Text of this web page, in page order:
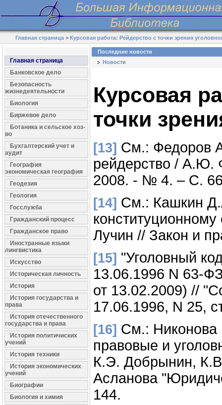
Главная страница >Курсовая работа: Рейдерство с точки зрения
Главная страница
Банковское дело
Безопасность
жизнедеятельности
Биология
Биржевое дело
Ботаника и сельское хоз-
во
Бухгалтерский учет и
аудит
География
экономическая география
Геодезия
Геология
Госслужба
Гражданский процесс
Гражданское право
Иностранные языки
лингвистика
Искусство
Историческая личность
История
История государства и
права
История отечественного
государства и права
История политичиских
учений
История техники
История экономических
учений
Биографии
Биология и химия
Последние новости
Новости
Курсовая
точки
[13] См.: Федоров
рейдерство / А.Ю.
2008. - № 4. – С.
[14] См.: Кашкин
Лучин // Закон и
[15] "Уголовный
13.06.1996 N 63-
от 13.02.2009) //
17.06.1996, N 25,
[16] См.: Никонова
правовые и
К.Э. Добрынин,
Асланова
144.